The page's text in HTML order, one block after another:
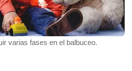
varias fases en el balbuceo.